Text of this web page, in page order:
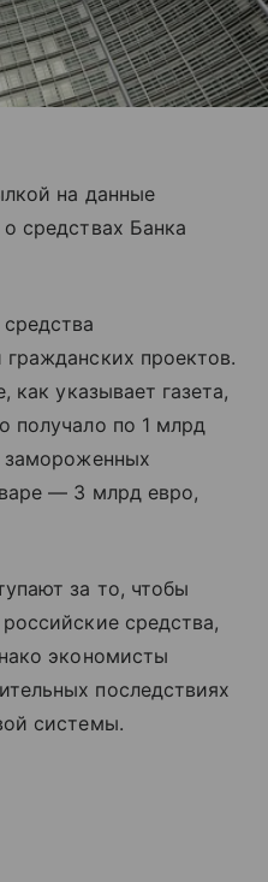
на данные
средствах Банка
проектов.
указывает газета,
получало по 1 млрд
замороженных
— 3 млрд евро,
за то, чтобы
средства,
экономисты
последствиях
системы.